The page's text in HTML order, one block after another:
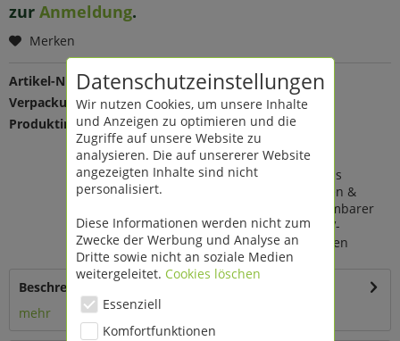
zur Anmeldung.
Merken
Artikel-Nr.:
207908
Verpackungseinheit:
1 St
Produktinfo:
Farbe: braun
Maße: Ø 59 H 49 cm
Material: Recycelter Kunststoff
79 Liter Fassungsvermögen; aus
recyceltem Kunststoff; für Innen &
Außen geeignet; durch abnehmbarer
Dichtungskappe; Frost- und UV-
Beständig, mit intrigierten Rollen
Beschreibung
mehr
Datenschutzeinstellungen
Wir nutzen Cookies, um unsere Inhalte
und Anzeigen zu optimieren und die
Zugriffe auf unsere Website zu
analysieren. Die auf unsererer Website
angezeigten Inhalte sind nicht
personalisiert.
Diese Informationen werden nicht zum
Zwecke der Werbung und Analyse an
Dritte sowie nicht an soziale Medien
weitergeleitet. Cookies löschen
Essenziell
Komfortfunktionen